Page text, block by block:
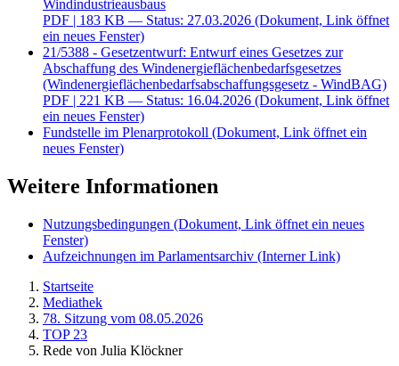
Windindustrieausbaus
PDF | 183 KB — Status: 27.03.2026 (Dokument, Link öffnet
ein neues Fenster)
21/5388 - Gesetzentwurf: Entwurf eines Gesetzes zur
Abschaffung des Windenergieflächenbedarfsgesetzes
(Windenergieflächenbedarfsabschaffungsgesetz - WindBAG)
PDF | 221 KB — Status: 16.04.2026 (Dokument, Link öffnet
ein neues Fenster)
Fundstelle im Plenarprotokoll (Dokument, Link öffnet ein
neues Fenster)
Weitere Informationen
Nutzungsbedingungen (Dokument, Link öffnet ein neues
Fenster)
Aufzeichnungen im Parlamentsarchiv (Interner Link)
Startseite
Mediathek
78. Sitzung vom 08.05.2026
TOP 23
Rede von Julia Klöckner